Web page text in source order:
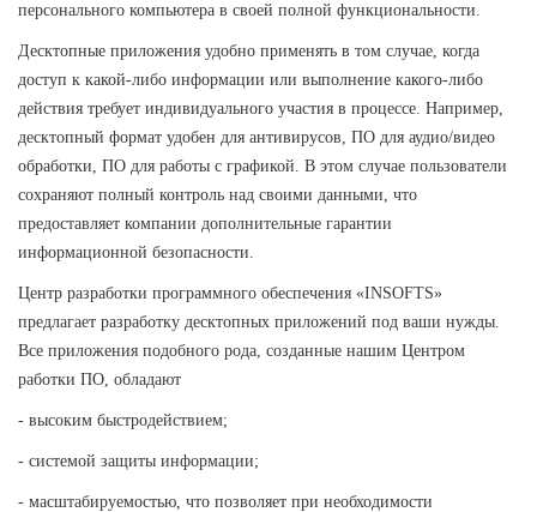
персонального компьютера в своей полной функциональности.
Десктопные приложения удобно применять в том случае, когда
доступ к какой-либо информации или выполнение какого-либо
действия требует индивидуального участия в процессе. Например,
десктопный формат удобен для антивирусов, ПО для аудио/видео
обработки, ПО для работы с графикой. В этом случае пользователи
сохраняют полный контроль над своими данными, что
предоставляет компании дополнительные гарантии
информационной безопасности.
Центр разработки программного обеспечения «INSOFTS»
предлагает разработку десктопных приложений под ваши нужды.
Все приложения подобного рода, созданные нашим Центром
работки ПО, обладают
- высоким быстродействием;
- системой защиты информации;
- масштабируемостью, что позволяет при необходимости